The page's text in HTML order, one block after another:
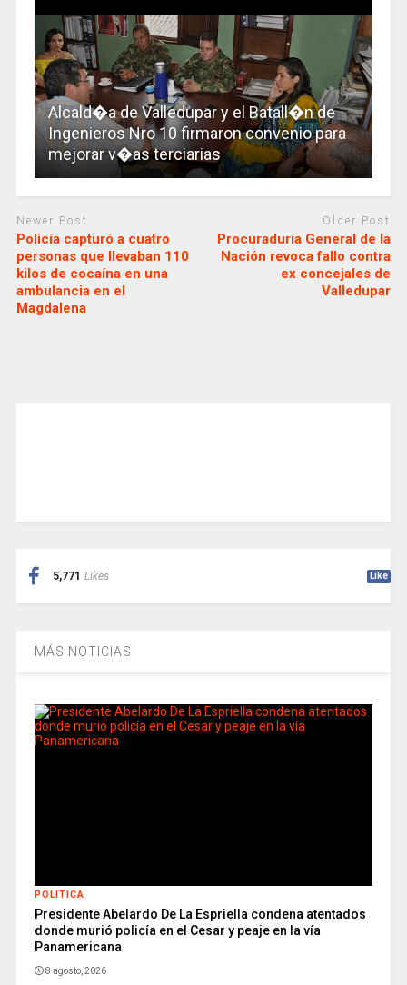
Alcald�a de Valledupar y el Batall�n de
Ingenieros Nro 10 firmaron convenio para
mejorar v�as terciarias
Newer Post
Policía capturó a cuatro
personas que llevaban 110
kilos de cocaína en una
ambulancia en el
Magdalena
Older Post
Procuraduría General de la
Nación revoca fallo contra
ex concejales de
Valledupar
5,771 Likes Like
MÁS NOTICIAS
POLITICA
Presidente Abelardo De La Espriella condena atentados
donde murió policía en el Cesar y peaje en la vía
Panamericana
8 agosto, 2026